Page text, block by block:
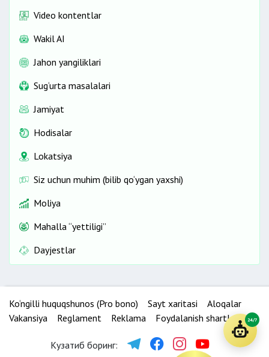
Video kontentlar
Wakil AI
Jahon yangiliklari
Sug‘urta masalalari
Jamiyat
Hodisalar
Lokatsiya
Siz uchun muhim (bilib qo‘ygan yaxshi)
Moliya
Mahalla “yettiligi”
Dayjestlar
Ko‘ngilli huquqshunos (Pro bono) Sayt xaritasi
Aloqalar
Vakansiya
Reglament Reklama Foydalanish shartlari
Кузатиб боринг:
24/7